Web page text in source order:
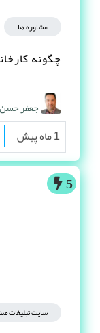
مشاوره ها
چگونه
جعفر حسن
1 ماه پیش
5
سایت تبلیغات